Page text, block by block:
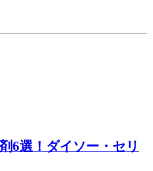
6選！ダイソー・セリ